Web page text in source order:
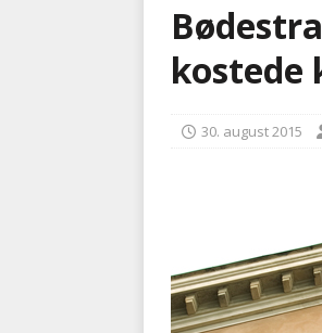
kostede
30. august 2015